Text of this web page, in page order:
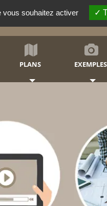
PLANS EXEMPLES
de
vous souhaitez activer